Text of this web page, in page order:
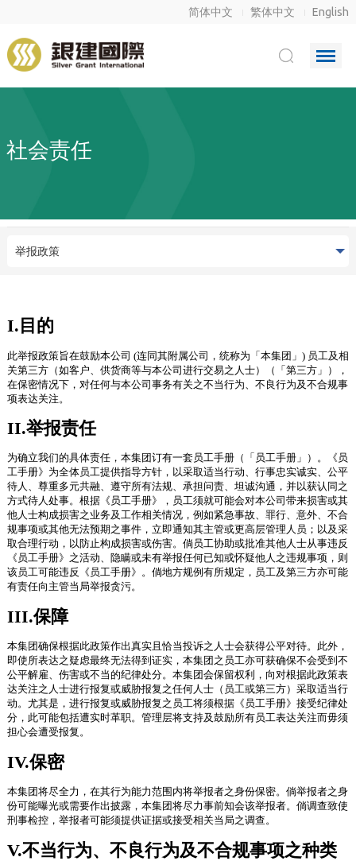
简体中文 繁体中文 English
社会责任
举报政策
I.目的
此举报政策旨在鼓励本公司 (连同其附属公司，统称为「本集团」) 员工及相
关第三方（如客户、供货商等与本公司进行交易之人士）（「第三方」），
在保密情况下，对任何与本公司事务有关之不当行为、不良行为及不合规事
项表达关注。
II.举报责任
为确立我们的具体责任，本集团订有一套员工手册（「员工手册」）。《员
工手册》为全体员工提供指导方针，以采取适当行动、行事忠实诚实、公平
待人、尊重多元共融、遵守所有法规、承担问责、坦诚沟通，并以获认同之
方式待人处事。根据《员工手册》，员工须就可能会对本公司带来损害或其
他人士构成损害之业务及工作相关情况，例如紧急事故、罪行、意外、不合
规事项或其他无法预期之事件，立即通知其主管或更高层管理人员；以及采
取合理行动，以防止构成损害或伤害。倘员工协助或批准其他人士从事违反
《员工手册》之活动、隐瞒或未有举报任何已知或怀疑他人之违规事项，则
该员工可能违反《员工手册》。倘地方规例有所规定，员工及第三方亦可能
有责任向主管当局举报贪污。
III.保障
本集团确保根据此政策作出真实且恰当投诉之人士会获得公平对待。此外，
即使所表达之疑虑最终无法得到证实，本集团之员工亦可获确保不会受到不
公平解雇、伤害或不当的纪律处分。本集团会保留权利，向对根据此政策表
达关注之人士进行报复或威胁报复之任何人士（员工或第三方）采取适当行
动。尤其是，进行报复或威胁报复之员工将须根据《员工手册》接受纪律处
分，此可能包括遭实时革职。管理层将支持及鼓励所有员工表达关注而毋须
担心会遭受报复。
IV.保密
本集团将尽全力，在其行为能力范围内将举报者之身份保密。倘举报者之身
份可能曝光或需要作出披露，本集团将尽力事前知会该举报者。倘调查致使
刑事检控，举报者可能须提供证据或接受相关当局之调查。
V.不当行为、不良行为及不合规事项之种类